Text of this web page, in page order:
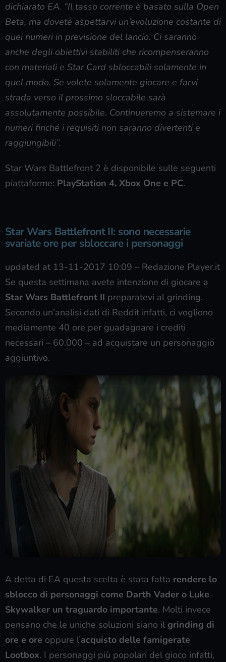
dichiarato EA. “Il tasso corrente è basato sulla Open
Beta, ma dovete aspettarvi un’evoluzione costante di
quei numeri in previsione del lancio. Ci saranno
anche degli obiettivi stabiliti che ricompenseranno
con materiali e Star Card sbloccabili solamente in
quel modo. Se volete solamente giocare e farvi
strada verso il prossimo sloccabile sarà
assolutamente possibile. Continueremo a sistemare i
numeri finché i requisiti non saranno divertenti e
raggiungibili”.
Star Wars Battlefront 2 è disponibile sulle seguenti
piattaforme: PlayStation 4, Xbox One e PC.
Star Wars Battlefront II: sono necessarie
svariate ore per sbloccare i personaggi
updated at 13-11-2017 10:09 – Redazione Player.it
Se questa settimana avete intenzione di giocare a
Star Wars Battlefront II preparatevi al grinding.
Secondo un’analisi dati di Reddit infatti, ci vogliono
mediamente 40 ore per guadagnare i crediti
necessari – 60.000 – ad acquistare un personaggio
aggiuntivo.
A detta di EA questa scelta è stata fatta rendere lo
sblocco di personaggi come Darth Vader o Luke
Skywalker un traguardo importante. Molti invece
pensano che le uniche soluzioni siano il grinding di
ore e ore oppure l’acquisto delle famigerate
Lootbox. I personaggi più popolari del gioco infatti,